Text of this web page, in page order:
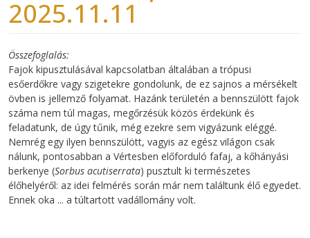
2025.11.11
Összefoglalás
Fajok kipusztulásával kapcsolatban általában a trópusi
esőerdőkre vagy szigetekre gondolunk, de ez sajnos a mérsékelt
övben is jellemző folyamat. Hazánk területén a bennszülött fajok
száma nem túl magas, megőrzésük közös érdekünk és
feladatunk, de úgy tűnik, még ezekre sem vigyázunk eléggé.
Nemrég egy ilyen bennszülött, vagyis az egész világon csak
nálunk, pontosabban a Vértesben előforduló fafaj, a kőhányási
berkenye (Sorbus acutiserrata) pusztult ki természetes
élőhelyéről: az idei felmérés során már nem találtunk élő egyedet.
Ennek oka ... a túltartott vadállomány volt.